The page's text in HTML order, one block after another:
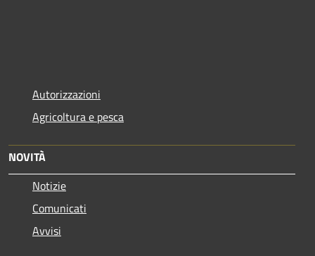
Autorizzazioni
Agricoltura e pesca
NOVITÀ
Notizie
Comunicati
Avvisi